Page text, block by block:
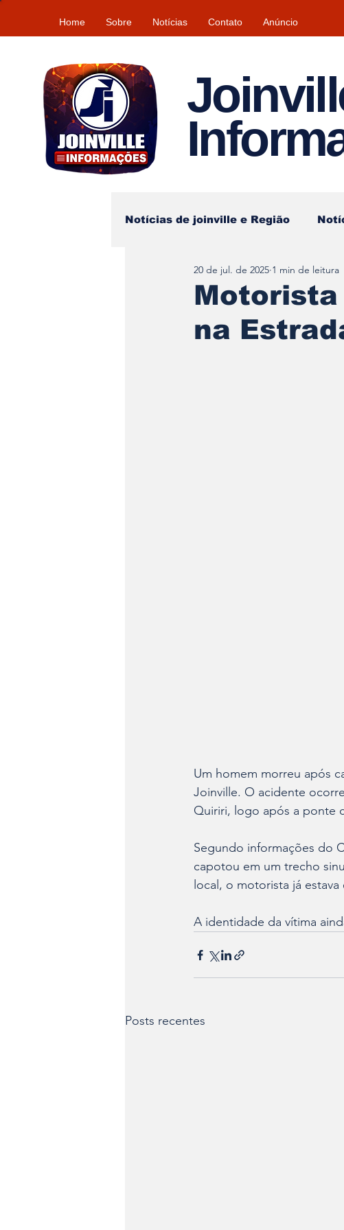
Home Sobre Notícias Contato Anúncio
Notícias de joinville e Região
Tempo\clima
na
20 de jul. de 2025 1 min de leitura
Um homem morreu após
Joinville. O acidente
Quiriri, logo após a ponte
Segundo informações do
capotou em um trecho
local, o motorista já
A identidade da vítima
Posts recentes